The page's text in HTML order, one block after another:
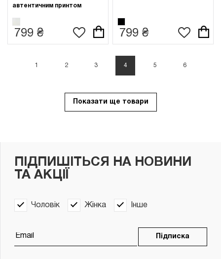
автентичним принтом
799 ₴ 799 ₴
1 2 3 4 5 6
Показати ще товари
ПІДПИШІТЬСЯ НА НОВИНИ
ТА АКЦІЇ
Чоловік Жінка Інше
Підписка